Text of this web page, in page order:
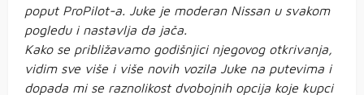
poput ProPilot-a. Juke je moderan Nissan u svakom
pogledu i nastavlja da jača.
Kako se približavamo godišnjici njegovog otkrivanja,
vidim sve više i više novih vozila Juke na putevima i
dopada mi se raznolikost dvobojnih opcija koje kupci